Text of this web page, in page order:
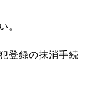
。
登録の抹消手続